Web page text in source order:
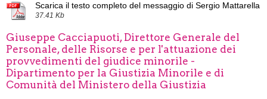
Scarica il testo completo del messaggio di Sergio Mattarella
37.41 Kb
Giuseppe Cacciapuoti, Direttore Generale del
Personale, delle Risorse e per l'attuazione dei
provvedimenti del giudice minorile -
Dipartimento per la Giustizia Minorile e di
Comunità del Ministero della Giustizia